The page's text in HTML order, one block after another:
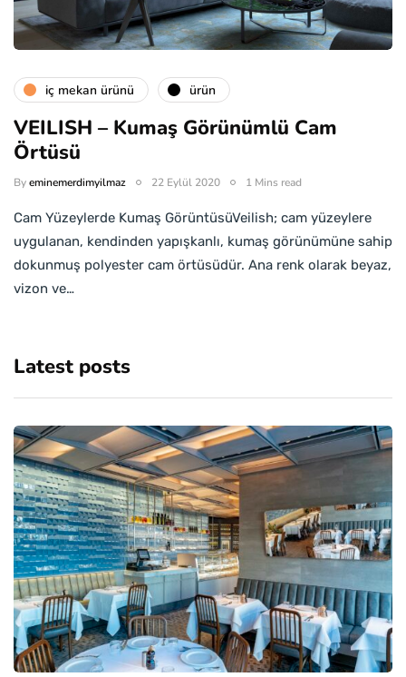
i̇ç mekan ürünü ürün
VEILISH – Kumaş Görünümlü Cam
Örtüsü
Byeminemerdimyilmaz 22 Eylül 2020 1 Mins read
Cam Yüzeylerde Kumaş GörüntüsüVeilish; cam yüzeylere
uygulanan, kendinden yapışkanlı, kumaş görünümüne sahip
dokunmuş polyester cam örtüsüdür. Ana renk olarak beyaz,
vizon ve…
Latest posts